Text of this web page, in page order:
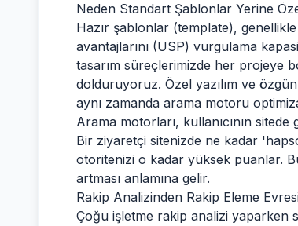
Neden Standart Şablonlar Yerine
Hazır şablonlar (template),
avantajlarını (USP) vurgulama
tasarım süreçlerimizde her projeye
dolduruyoruz. Özel yazılım ve
aynı zamanda arama motoru
Arama motorları, kullanıcının
Bir ziyaretçi sitenizde ne kadar
otoritenizi o kadar yüksek puanlar.
artması anlamına gelir.
Rakip Analizinden Rakip Eleme
Çoğu işletme rakip analizi yaparken